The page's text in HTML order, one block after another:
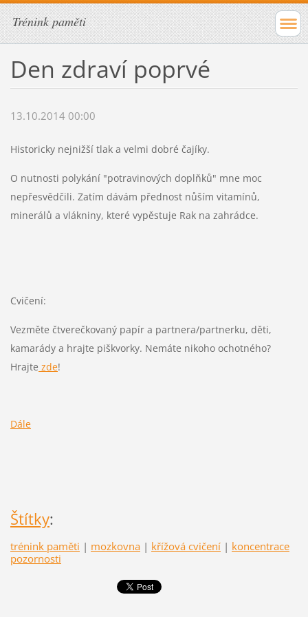
Trénink paměti
Den zdraví poprvé
13.10.2014 00:00
Historicky nejnižší tlak a velmi dobré čajíky.
O nutnosti polykání "potravinových doplňků" mne moc
nepřesvědčili. Zatím dávám přednost nůším vitamínů,
minerálů a vlákniny, které vypěstuje Rak na zahrádce.
Cvičení:
Vezměte čtverečkovaný papír a partnera/partnerku, děti,
kamarády a hrajte piškvorky. Nemáte nikoho ochotného?
Hrajte zde!
Dále
Štítky:
trénink paměti | mozkovna | křížová cvičení | koncentrace
pozornosti